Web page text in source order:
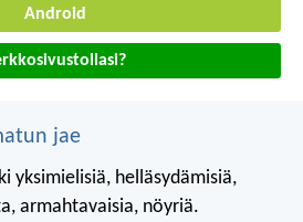
Android
jae
yksimielisiä, helläsydämisiä,
armahtavaisia, nöyriä.